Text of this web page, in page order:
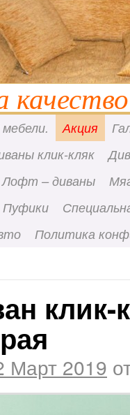
Акция
клик-кляк
Лофт – диваны
Пуфики
Политика
клик-
Март 2019